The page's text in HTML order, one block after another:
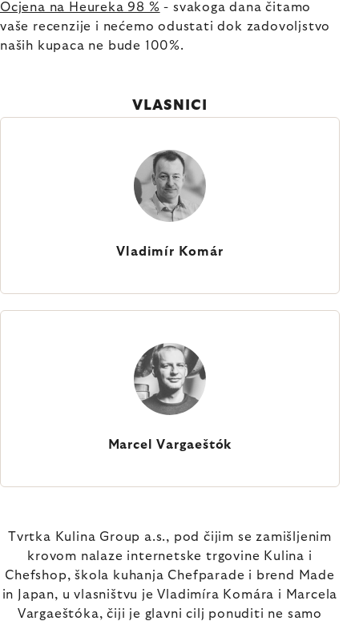
Ocjena na Heureka 98 % - svakoga dana čitamo
vaše recenzije i nećemo odustati dok zadovoljstvo
naših kupaca ne bude 100%.
VLASNICI
Vladimír Komár
Marcel Vargaeštók
Tvrtka Kulina Group a.s., pod čijim se zamišljenim
krovom nalaze internetske trgovine Kulina i
Chefshop, škola kuhanja Chefparade i brend Made
in Japan, u vlasništvu je Vladimíra Komára i Marcela
Vargaeštóka, čiji je glavni cilj ponuditi ne samo